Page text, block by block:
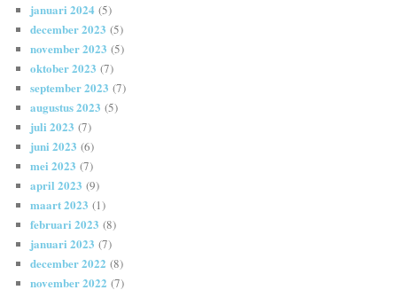
januari 2024 (5)
december 2023 (5)
november 2023 (5)
oktober 2023 (7)
september 2023 (7)
augustus 2023 (5)
juli 2023 (7)
juni 2023 (6)
mei 2023 (7)
april 2023 (9)
maart 2023 (1)
februari 2023 (8)
januari 2023 (7)
december 2022 (8)
november 2022 (7)